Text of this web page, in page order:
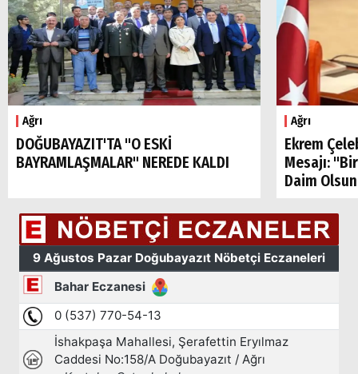
Ağrı
DOĞUBAYAZIT'TA "O ESKİ
BAYRAMLAŞMALAR" NEREDE KALDI
Ağrı
Ekrem
Mesajı:
Daim
Arama
Popüler